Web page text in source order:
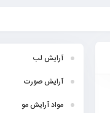
آرایش لب
آرایش صورت
مواد آرایش مو